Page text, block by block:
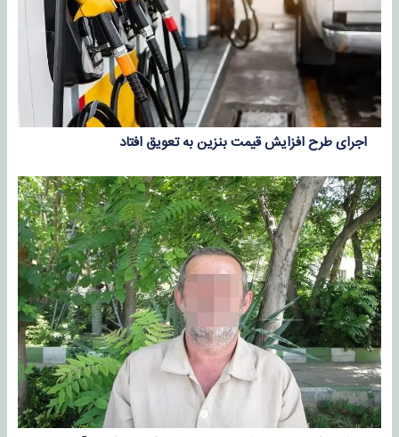
اجرای طرح افزایش قیمت بنزین به تعویق افتاد